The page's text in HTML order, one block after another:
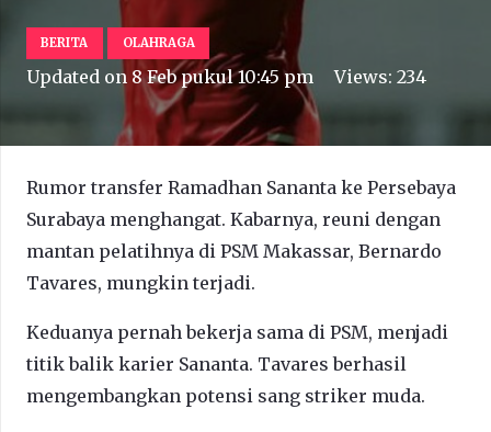
BERITA OLAHRAGA
Updated on 8 Feb pukul 10:45 pm Views:234
Rumor transfer Ramadhan Sananta ke Persebaya
Surabaya menghangat. Kabarnya, reuni dengan
mantan pelatihnya di PSM Makassar, Bernardo
Tavares, mungkin terjadi.
Keduanya pernah bekerja sama di PSM, menjadi
titik balik karier Sananta. Tavares berhasil
mengembangkan potensi sang striker muda.